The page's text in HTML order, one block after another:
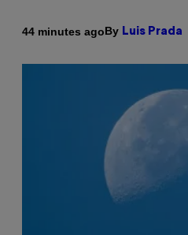
44 minutes agoBy Luis Prada